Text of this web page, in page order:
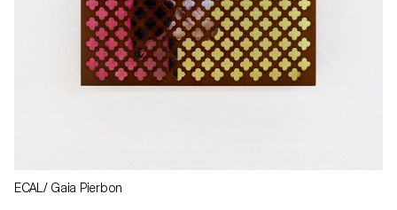
ECAL/ Gaia Pierbon